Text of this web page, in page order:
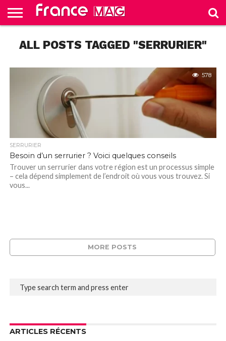
FROM
FRANCE
HOME
TEST
SLIDE
ALL POSTS TAGGED "SERRURIER"
578
SERRURIER
Besoin d’un serrurier ? Voici quelques conseils
Trouver un serrurier dans votre région est un processus simple
– cela dépend simplement de l’endroit où vous vous trouvez. Si
vous...
MORE POSTS
ARTICLES RÉCENTS